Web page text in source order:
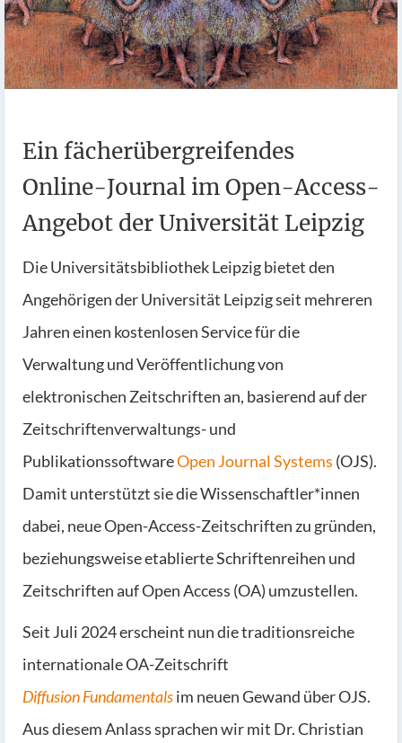
Ein fächerübergreifendes
Online-Journal im Open-Access-
Angebot der Universität Leipzig
Die Universitätsbibliothek Leipzig bietet den
Angehörigen der Universität Leipzig seit mehreren
Jahren einen kostenlosen Service für die
Verwaltung und Veröffentlichung von
elektronischen Zeitschriften an, basierend auf der
Zeitschriftenverwaltungs- und
PublikationssoftwareOpen Journal Systems (OJS).
Damit unterstützt sie die Wissenschaftler*innen
dabei, neue Open-Access-Zeitschriften zu gründen,
beziehungsweise etablierte Schriftenreihen und
Zeitschriften auf Open Access (OA) umzustellen.
Seit Juli 2024 erscheint nun die traditionsreiche
internationale OA-Zeitschrift
Diffusion Fundamentalsim neuen Gewand über OJS.
Aus diesem Anlass sprachen wir mit Dr. Christian